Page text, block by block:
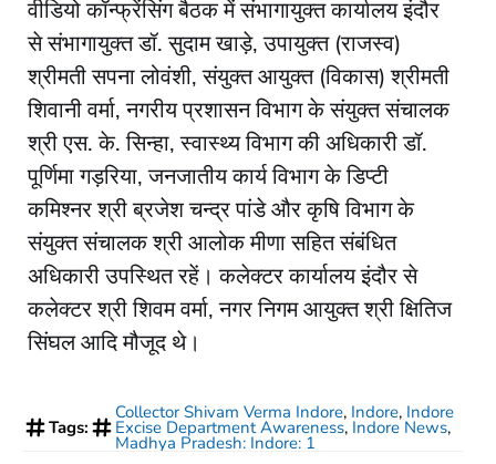
वीडियो कॉन्फ्रेंसिंग बैठक में संभागायुक्त कार्यालय इंदौर
से संभागायुक्त डॉ. सुदाम खाड़े, उपायुक्त (राजस्व)
श्रीमती सपना लोवंशी, संयुक्त आयुक्त (विकास) श्रीमती
शिवानी वर्मा, नगरीय प्रशासन ‍‍विभाग के संयुक्त संचालक
श्री एस. के. ‍सिन्हा, स्वास्थ्य विभाग की अधिकारी डॉ.
पूर्णिमा गड़रिया, जनजातीय कार्य विभाग के डिप्टी
कमिश्नर श्री ब्रजेश चन्द्र पांडे और कृषि विभाग के
संयुक्त संचालक श्री आलोक मीणा सहित संबंधित
अधिकारी उपस्थित रहें। कलेक्टर कार्यालय इंदौर से
कलेक्टर श्री शिवम वर्मा, नगर निगम आयुक्त श्री क्षितिज
सिंघल आदि मौजूद थे।
Tags:
Collector Shivam Verma Indore, Indore, Indore
Excise Department Awareness, Indore News,
Madhya Pradesh: Indore: 1